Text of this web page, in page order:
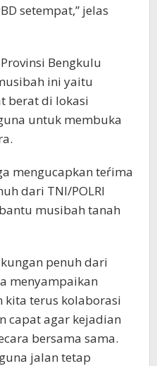
setempat,” jelas
Bengkulu
ini yaitu
berat di lokasi
untuk membuka
mengucapkan teŕima
dari TNI/POLRI
musibah tanah
penuh dari
menyampaikan
kita terus kolaborasi
capat agar kejadian
bersama sama.
jalan tetap